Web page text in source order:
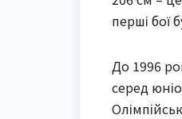
перші бої
До 1996
серед